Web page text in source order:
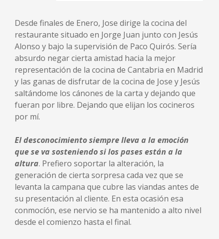
Desde finales de Enero, Jose dirige la cocina del
restaurante situado en Jorge Juan junto con Jesús
Alonso y bajo la supervisión de Paco Quirós. Sería
absurdo negar cierta amistad hacia la mejor
representación de la cocina de Cantabria en Madrid
y las ganas de disfrutar de la cocina de Jose y Jesús
saltándome los cánones de la carta y dejando que
fueran por libre. Dejando que elijan los cocineros
por mí.
El desconocimiento siempre lleva a la emoción
que se va sosteniendo si los pases están a la
altura. Prefiero soportar la alteración, la
generación de cierta sorpresa cada vez que se
levanta la campana que cubre las viandas antes de
su presentación al cliente. En esta ocasión esa
conmocíón, ese nervio se ha mantenido a alto nivel
desde el comienzo hasta el final.